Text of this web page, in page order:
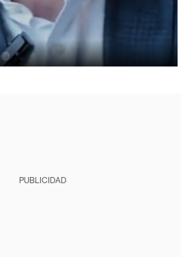
PUBLICIDAD